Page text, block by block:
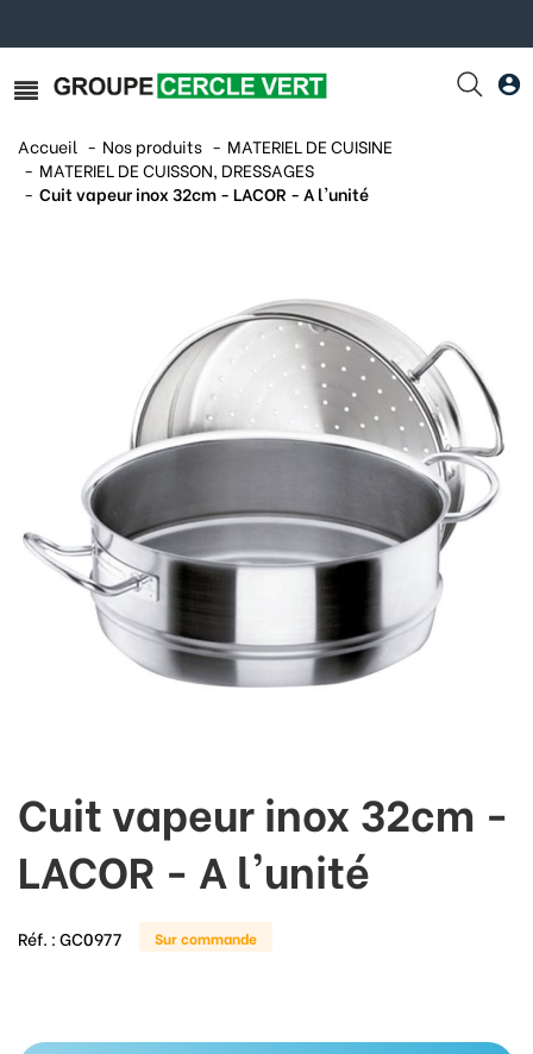
Accueil Nos produits
MATERIEL DE CUISINE
MATERIEL DE CUISSON, DRESSAGES
Cuit vapeur inox 32cm - LACOR - A l'unité
Cuit vapeur inox 32cm -
LACOR - A l'unité
Réf. :GC0977 Sur commande